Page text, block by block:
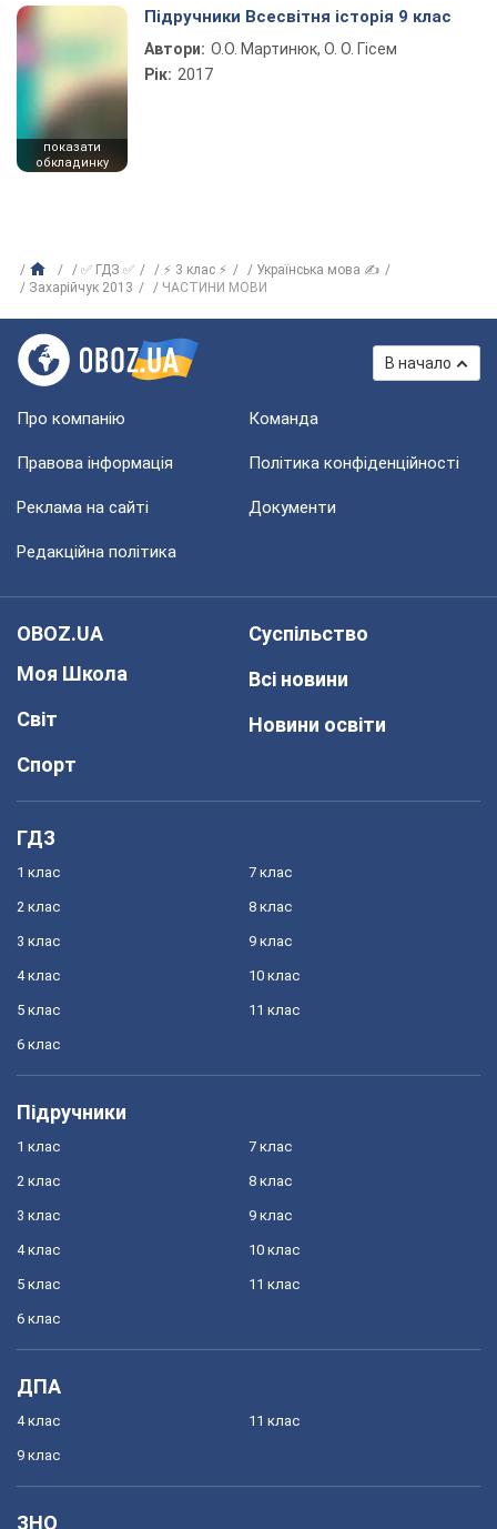
показати
обкладинку
Підручники Всесвітня історія 9 клас
Автори: О.О. Мартинюк, О. О. Гісем
Рік: 2017
✅ ГДЗ ✅ ⚡ 3 клас ⚡
Українська мова ✍
Захарійчук 2013
ЧАСТИНИ МОВИ
В начало
Про компанію Команда
Правова інформація Політика конфіденційності
Реклама на сайті Документи
Редакційна політика
OBOZ.UA
Моя Школа
Світ
Спорт
Суспільство
Всі новини
Новини освіти
ГДЗ
1 клас
2 клас
3 клас
4 клас
5 клас
6 клас
7 клас
8 клас
9 клас
10 клас
11 клас
Підручники
1 клас
2 клас
3 клас
4 клас
5 клас
6 клас
7 клас
8 клас
9 клас
10 клас
11 клас
ДПА
4 клас
9 клас
11 клас
ЗНО